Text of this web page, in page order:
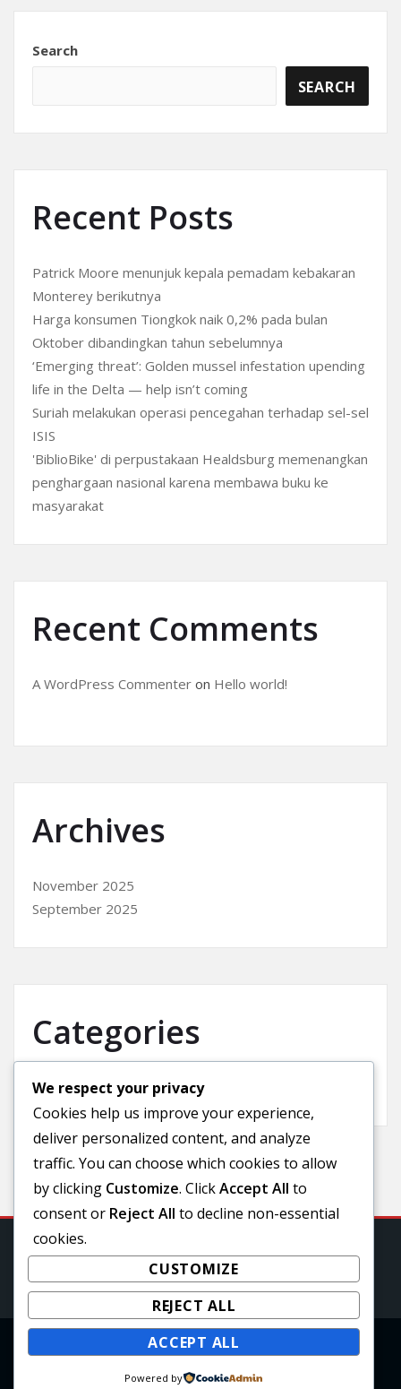
Search
SEARCH
Recent Posts
Patrick Moore menunjuk kepala pemadam kebakaran
Monterey berikutnya
Harga konsumen Tiongkok naik 0,2% pada bulan
Oktober dibandingkan tahun sebelumnya
‘Emerging threat’: Golden mussel infestation upending
life in the Delta — help isn’t coming
Suriah melakukan operasi pencegahan terhadap sel-sel
ISIS
'BiblioBike' di perpustakaan Healdsburg memenangkan
penghargaan nasional karena membawa buku ke
masyarakat
Recent Comments
A WordPress Commenter on Hello world!
Archives
November 2025
September 2025
Categories
Uncategorized
Copyright © 2025 | Powered byWordPress |
awpbusinesspress theme by A WP Life
We respect your privacy
Cookies help us improve your experience,
deliver personalized content, and analyze
traffic. You can choose which cookies to allow
by clicking Customize. ClickAccept All to
consent or Reject All to decline non-essential
cookies.
CUSTOMIZE
REJECT ALL
ACCEPT ALL
Powered by